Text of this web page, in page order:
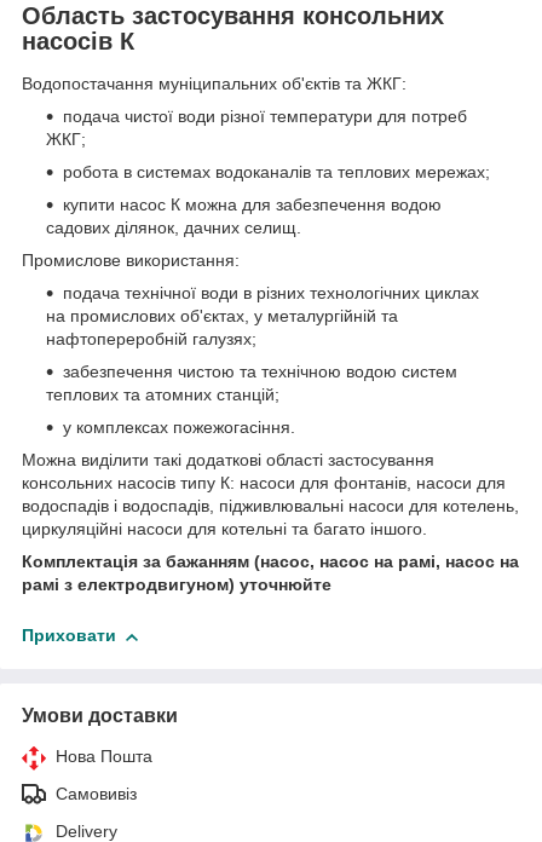
Область застосування консольних
насосів К
Водопостачання муніципальних об'єктів та ЖКГ:
подача чистої води різної температури для потреб
ЖКГ;
робота в системах водоканалів та теплових мережах;
купити насос К можна для забезпечення водою
садових ділянок, дачних селищ.
Промислове використання:
подача технічної води в різних технологічних циклах
на промислових об'єктах, у металургійній та
нафтопереробній галузях;
забезпечення чистою та технічною водою систем
теплових та атомних станцій;
у комплексах пожежогасіння.
Можна виділити такі додаткові області застосування
консольних насосів типу К: насоси для фонтанів, насоси для
водоспадів і водоспадів, підживлювальні насоси для котелень,
циркуляційні насоси для котельні та багато іншого.
Комплектація за бажанням (насос, насос на рамі, насос на
рамі з електродвигуном) уточнюйте
Приховати
Умови доставки
Нова Пошта
Самовивіз
Delivery